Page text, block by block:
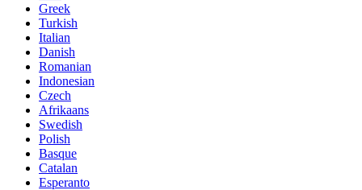
Greek
Turkish
Italian
Danish
Romanian
Indonesian
Czech
Afrikaans
Swedish
Polish
Basque
Catalan
Esperanto